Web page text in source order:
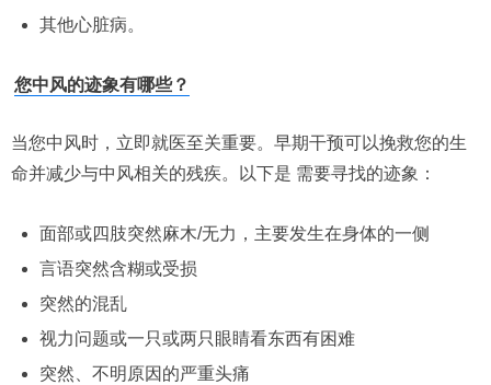
其他心脏病。
您中风的迹象有哪些？
当您中风时，立即就医至关重要。早期干预可以挽救您的生
命并减少与中风相关的残疾。以下是 需要寻找的迹象：
面部或四肢突然麻木/无力，主要发生在身体的一侧
言语突然含糊或受损
突然的混乱
视力问题或一只或两只眼睛看东西有困难
突然、不明原因的严重头痛